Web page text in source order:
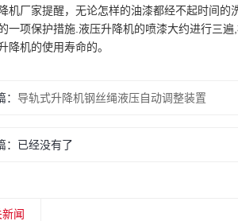
机厂家提醒，无论怎样的油漆都经不起时间
一项保护措施.液压升降机的喷漆大约进行三
降机的使用寿命的。
： 导轨式升降机钢丝绳液压自动调整装置
：已经没有了
闻